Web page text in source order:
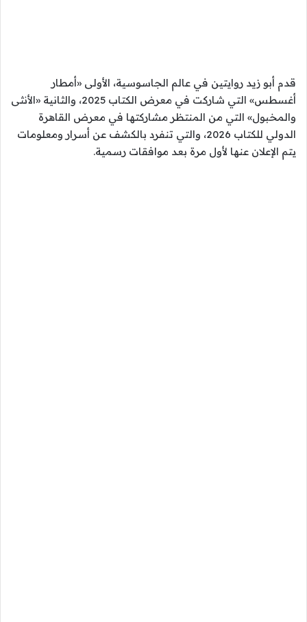
قدم أبو زيد روايتين في عالم الجاسوسية، الأولى «أمطار
أغسطس» التي شاركت في معرض الكتاب 2025، والثانية «الأنثى
والمخبول» التي من المنتظر مشاركتها في معرض القاهرة
الدولي للكتاب 2026، والتي تنفرد بالكشف عن أسرار ومعلومات
يتم الإعلان عنها لأول مرة بعد موافقات رسمية.